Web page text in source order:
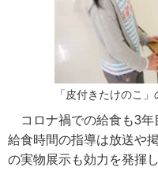
「皮付きたけのこ
コロナ禍での給食も3年
給食時間の指導は放送や
の実物展示も効力を発揮